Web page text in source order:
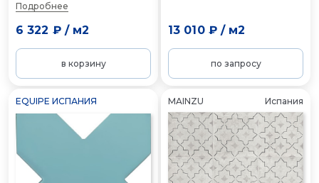
Подробнее
6 322 ₽/ м2
в корзину
13 010 ₽/ м2
по запросу
EQUIPE ИСПАНИЯ MAINZU Испания